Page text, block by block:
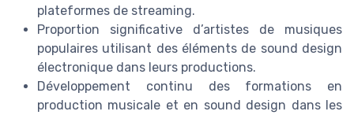
plateformes de streaming.
Proportion significative d’artistes de musiques
populaires utilisant des éléments de sound design
électronique dans leurs productions.
Développement continu des formations en
production musicale et en sound design dans les